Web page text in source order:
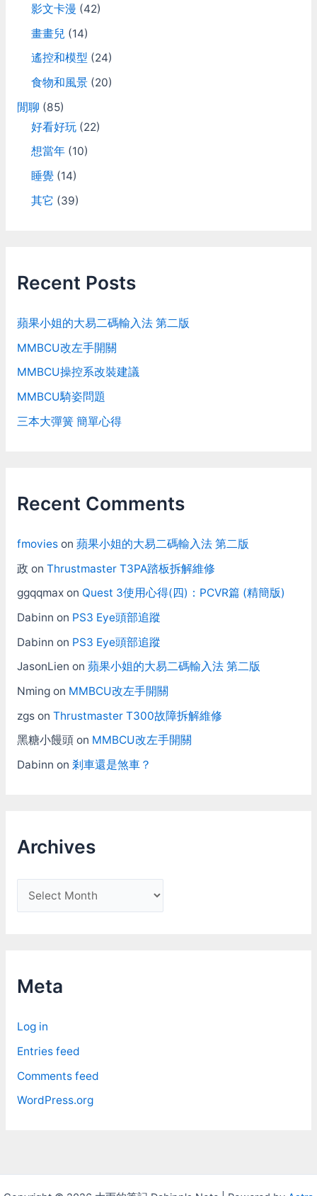
影文卡漫 (42)
畫畫兒 (14)
遙控和模型 (24)
食物和風景(20)
閒聊 (85)
好看好玩(22)
想當年(10)
睡覺(14)
其它 (39)
Recent Posts
蘋果小姐的大易二碼輸入法 第二版
MMBCU改左手開關
MMBCU操控系改裝建議
MMBCU騎姿問題
三本大彈簧 簡單心得
Recent Comments
fmovieson 蘋果小姐的大易二碼輸入法 第二版
政 on Thrustmaster T3PA踏板拆解維修
ggqqmaxon Quest 3使用心得(四)：PCVR篇 (精簡版)
Dabinn on PS3 Eye頭部追蹤
Dabinn on PS3 Eye頭部追蹤
JasonLien on 蘋果小姐的大易二碼輸入法 第二版
Nmingon MMBCU改左手開關
zgson Thrustmaster T300故障拆解維修
黑糖小饅頭on MMBCU改左手開關
Dabinn on 剎車還是煞車？
Archives
r
i
e
Meta
Log in
Entries feed
Comments feed
WordPress.org